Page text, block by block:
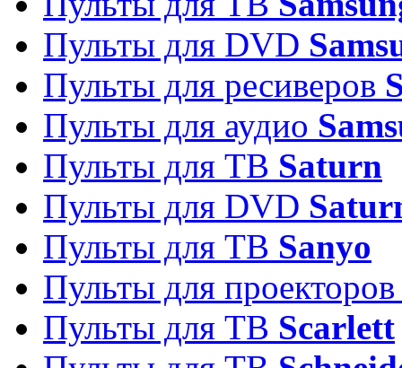
Пульты для DVD
Пульты для ресиверов
Пульты для аудио
Пульты для ТВ Saturn
Пульты для DVD
Пульты для ТВ Sanyo
Пульты для
Пульты для ТВ Scarlett